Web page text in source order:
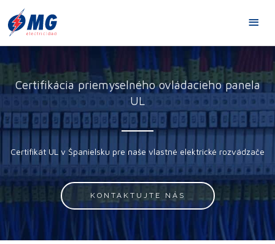
obsah
Certifikácia priemyselného ovládacieho panela
UL
Certifikát UL v Španielsku pre naše vlastné elektrické rozvádzače
KONTAKTUJTE NÁS